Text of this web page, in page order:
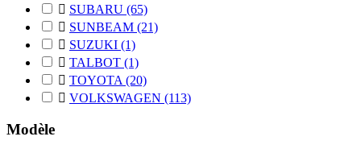
 SUBARU (65)
 SUNBEAM (21)
 SUZUKI (1)
 TALBOT (1)
 TOYOTA (20)
 VOLKSWAGEN (113)
Modèle